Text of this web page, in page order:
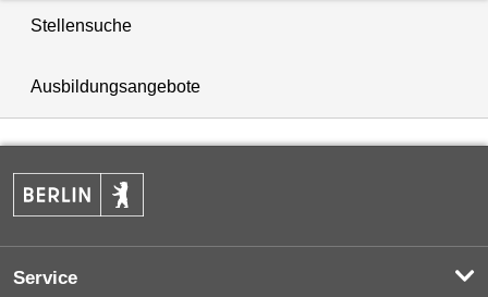
Stellensuche
Ausbildungsangebote
Service